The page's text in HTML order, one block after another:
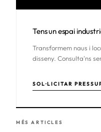
Tens un espai
Transformem naus i
disseny. Consulta'ns
SOL·LICITAR
MÉS ARTICLES